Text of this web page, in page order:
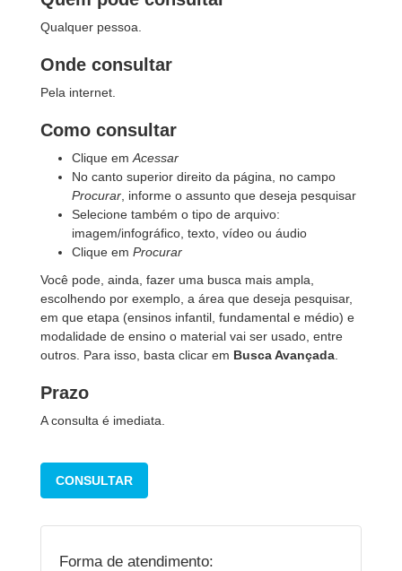
Qualquer pessoa.
Onde consultar
Pela internet.
Como consultar
Clique em Acessar
No canto superior direito da página, no campo
Procurar , informe o assunto que deseja pesquisar
Selecione também o tipo de arquivo:
imagem/infográfico, texto, vídeo ou áudio
Clique em Procurar
Você pode, ainda, fazer uma busca mais ampla,
escolhendo por exemplo, a área que deseja pesquisar,
em que etapa (ensinos infantil, fundamental e médio) e
modalidade de ensino o material vai ser usado, entre
outros. Para isso, basta clicar em Busca Avançada
Prazo
A consulta é imediata.
CONSULTAR
Forma de atendimento: